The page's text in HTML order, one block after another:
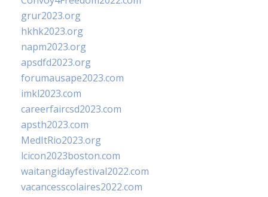
grur2023.org
hkhk2023.org
napm2023.org
apsdfd2023.org
forumausape2023.com
imkl2023.com
careerfaircsd2023.com
apsth2023.com
MedItRio2023.org
lcicon2023boston.com
waitangidayfestival2022.com
vacancesscolaires2022.com